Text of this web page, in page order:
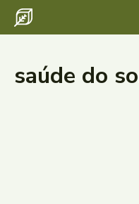
saúde do